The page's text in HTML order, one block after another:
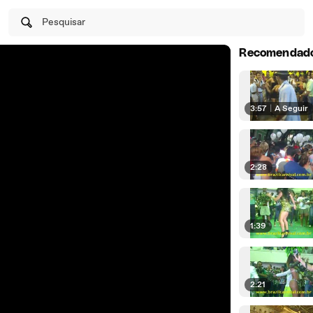
Pesquisar
3:57 A Seguir
2:28
1:39
2:21